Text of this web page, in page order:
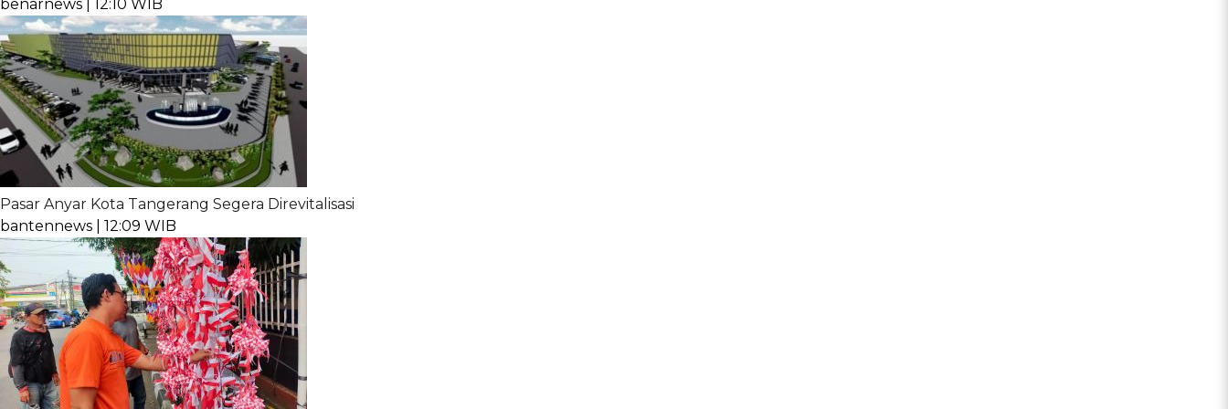
benarnews | 12:10 WIB
Pasar Anyar Kota Tangerang Segera Direvitalisasi
bantennews | 12:09 WIB